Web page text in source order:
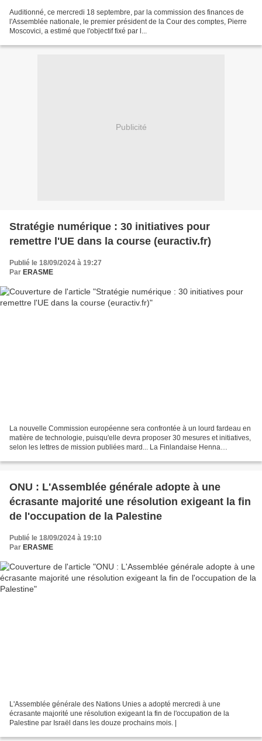
Auditionné, ce mercredi 18 septembre, par la commission des finances de
l'Assemblée nationale, le premier président de la Cour des comptes, Pierre
Moscovici, a estimé que l'objectif fixé par l...
Publicité
Stratégie numérique : 30 initiatives pour
remettre l'UE dans la course (euractiv.fr)
Publié le 18/09/2024 à 19:27
Par ERASME
La nouvelle Commission européenne sera confrontée à un lourd fardeau en
matière de technologie, puisqu'elle devra proposer 30 mesures et initiatives,
selon les lettres de mission publiées mard... La Finlandaise Henna
ONU : L'Assemblée générale adopte à une
écrasante majorité une résolution exigeant la fin
de l'occupation de la Palestine
Publié le 18/09/2024 à 19:10
Par ERASME
L'Assemblée générale des Nations Unies a adopté mercredi à une
écrasante majorité une résolution exigeant la fin de l'occupation de la
Palestine par Israël dans les douze prochains mois. |